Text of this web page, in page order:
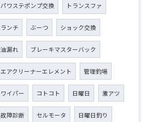
パワステポンプ交換 トランスファ
ランチ ぶーつ ショック交換
油漏れ ブレーキマスターバック
エアクリーナーエレメント 管理釣場
ワイパー コトコト 日曜日 激アツ
故障診断 セルモータ 日曜日釣り